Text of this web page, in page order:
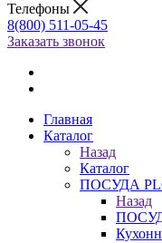
Телефоны
8(800) 511-05-45
Заказать звонок
Главная
Каталог
Назад
Каталог
ПОСУДА
Назад